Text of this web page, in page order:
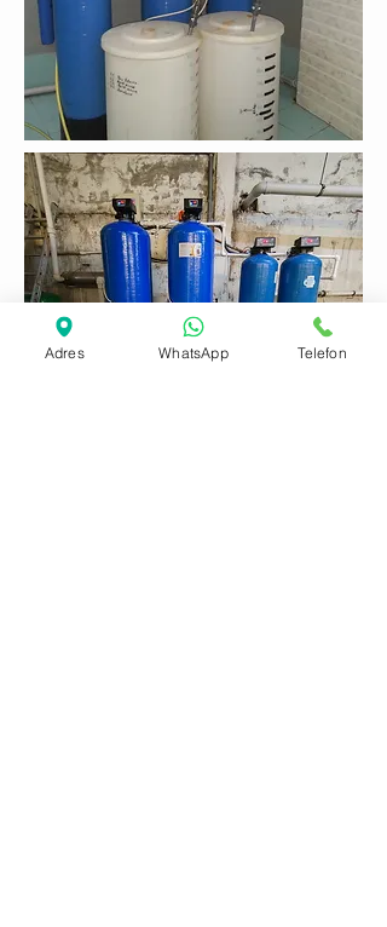
Adres WhatsApp Telefon